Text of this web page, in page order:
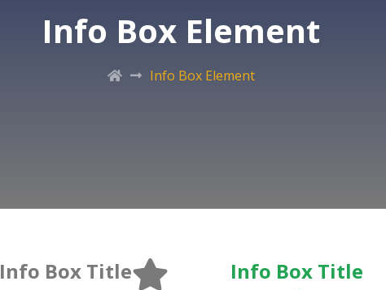
Info Box Element
Info Box Element
Info Box Title Info Box Title